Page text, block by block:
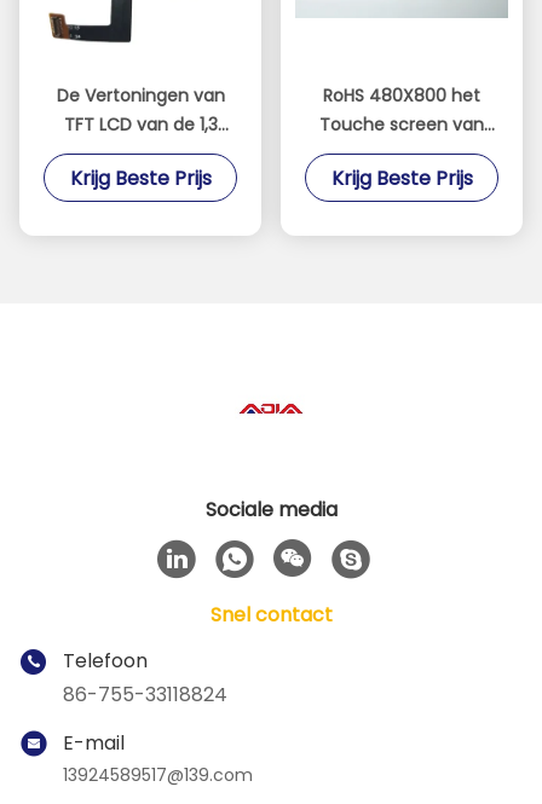
De Vertoningen van
TFT LCD van de 1,3
Duim240xrgbx240
ST7789V Bestuurder
Krijg Beste Prijs
RoHS 480X800 het
Touche screen van
3,97 Duimmipi Dsi met
Witte 8 LEDs
Krijg Beste Prijs
Sociale media
Snel contact
Telefoon
86-755-33118824
E-mail
13924589517@139.com